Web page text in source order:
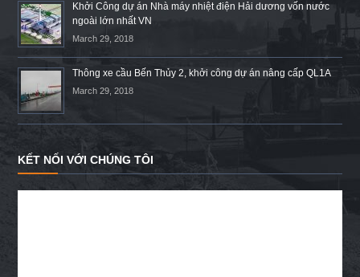
Khởi Công dự án Nhà máy nhiệt điện Hải dương vốn nước
ngoài lớn nhất VN
March 29, 2018
Thông xe cầu Bến Thủy 2, khởi công dự án nâng cấp QL1A
March 29, 2018
KẾT NỐI VỚI CHÚNG TÔI